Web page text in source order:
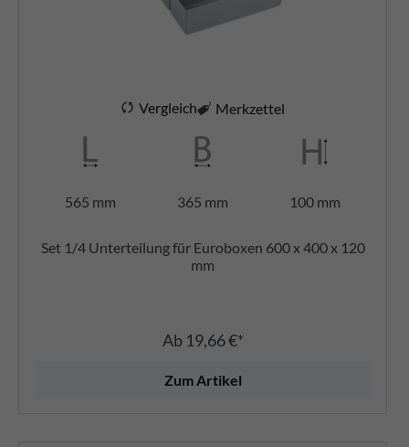
Vergleich Merkzettel
565 mm 365 mm 100 mm
Set 1/4 Unterteilung für Euroboxen 600 x 400 x 120
mm
Ab 19,66 €*
Zum Artikel